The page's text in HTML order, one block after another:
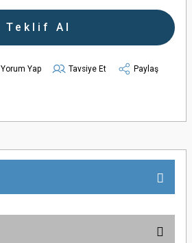
Teklif Al
Yorum Yap Tavsiye Et
Paylaş